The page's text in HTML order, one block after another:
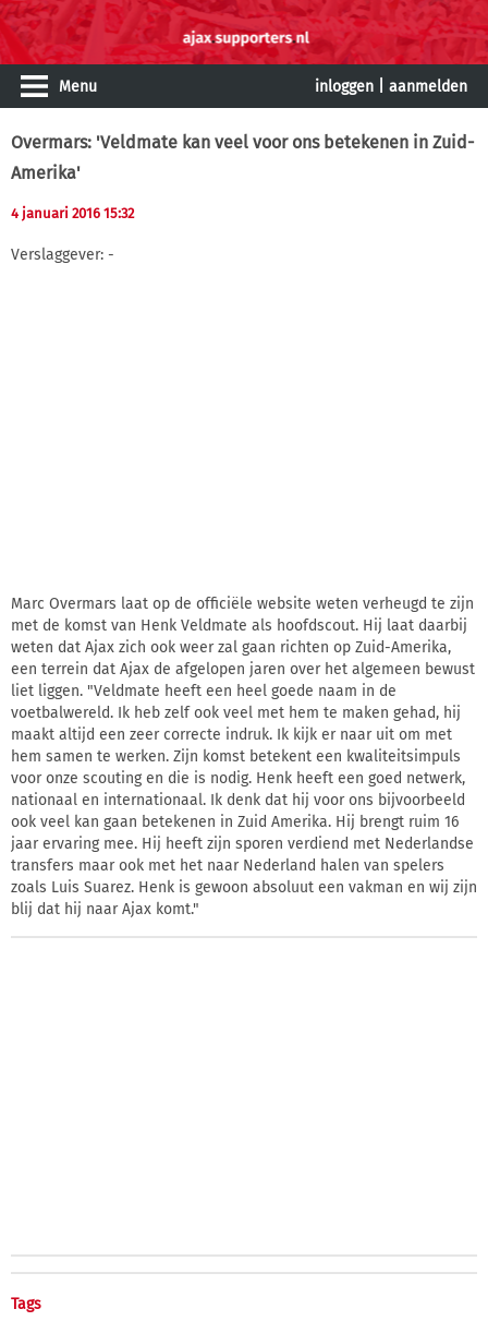
Menu inloggen aanmelden
Overmars: 'Veldmate kan veel voor ons betekenen in Zuid-
Amerika'
4 januari 2016 15:32
Verslaggever: -
Marc Overmars laat op de officiële website weten verheugd te zijn
met de komst van Henk Veldmate als hoofdscout. Hij laat daarbij
weten dat Ajax zich ook weer zal gaan richten op Zuid-Amerika,
een terrein dat Ajax de afgelopen jaren over het algemeen bewust
liet liggen. "Veldmate heeft een heel goede naam in de
voetbalwereld. Ik heb zelf ook veel met hem te maken gehad, hij
maakt altijd een zeer correcte indruk. Ik kijk er naar uit om met
hem samen te werken. Zijn komst betekent een kwaliteitsimpuls
voor onze scouting en die is nodig. Henk heeft een goed netwerk,
nationaal en internationaal. Ik denk dat hij voor ons bijvoorbeeld
ook veel kan gaan betekenen in Zuid Amerika. Hij brengt ruim 16
jaar ervaring mee. Hij heeft zijn sporen verdiend met Nederlandse
transfers maar ook met het naar Nederland halen van spelers
zoals Luis Suarez. Henk is gewoon absoluut een vakman en wij zijn
blij dat hij naar Ajax komt."
Tags